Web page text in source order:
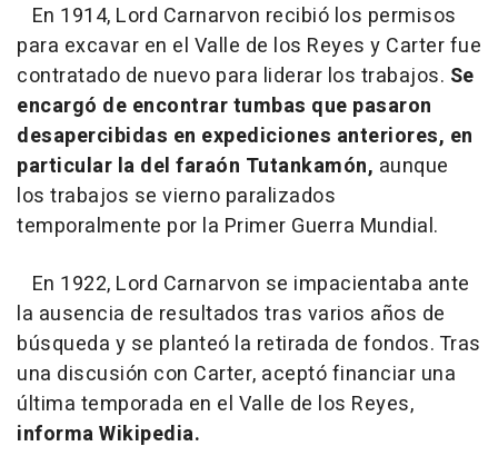
En 1914, Lord Carnarvon recibió los permisos
para excavar en el Valle de los Reyes y Carter fue
contratado de nuevo para liderar los trabajos. Se
encargó de encontrar tumbas que pasaron
desapercibidas en expediciones anteriores, en
particular la del faraón Tutankamón, aunque
los trabajos se vierno paralizados
temporalmente por la Primer Guerra Mundial.
En 1922, Lord Carnarvon se impacientaba ante
la ausencia de resultados tras varios años de
búsqueda y se planteó la retirada de fondos. Tras
una discusión con Carter, aceptó financiar una
última temporada en el Valle de los Reyes,
informa Wikipedia.